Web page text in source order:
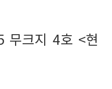
무크지 4호 <현